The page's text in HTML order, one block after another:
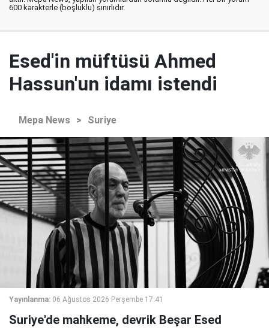
600 karakterle (boşluklu) sınırlıdır.
Esed'in müftüsü Ahmed
Hassun'un idamı istendi
Mepa News > Suriye
Yayınlanma: 06 Ağustos 2026 Perşembe 17:41
Suriye'de mahkeme, devrik Beşar Esed